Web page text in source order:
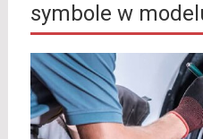
symbole w